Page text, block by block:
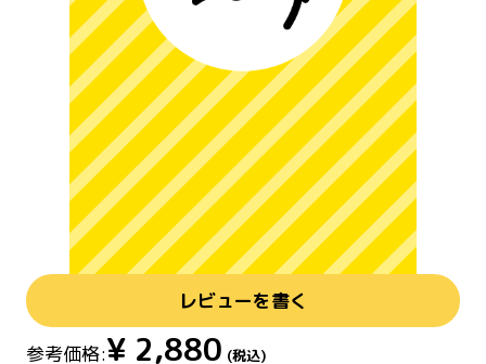
レビューを書く
参考価格:¥ 2,880 (税込)